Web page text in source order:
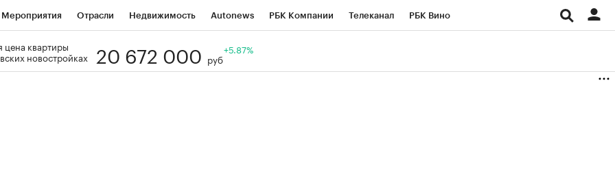
Мероприятия Отрасли Недвижимость Autonews РБК Компании Телеканал РБК Вино
Визионеры
цена квартиры
новостройках
20 672 000 руб
+5.87%